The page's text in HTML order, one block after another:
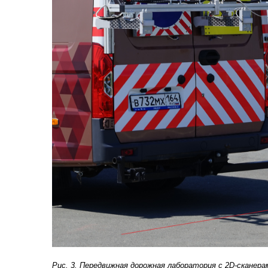
Рис. 3. Передвижная дорожная лаборатория с 2D-